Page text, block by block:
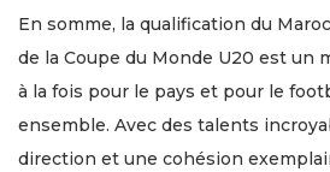
En somme, la qualification du
de la Coupe du Monde U20 est un
à la fois pour le pays et pour le
ensemble. Avec des talents
direction et une cohésion